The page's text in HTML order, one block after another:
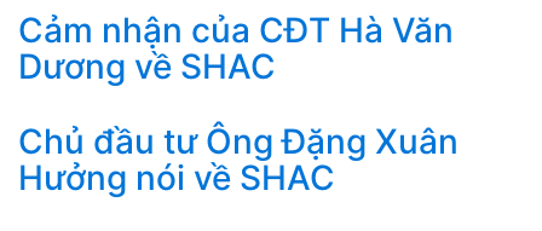
Cảm nhận của CĐT Hà Văn
Dương về SHAC
Chủ đầu tư Ông Đặng Xuân
Hưởng nói về SHAC